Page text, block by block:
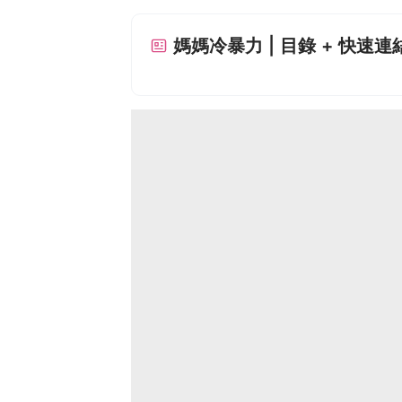
媽媽冷暴力 | 目錄 + 快速連